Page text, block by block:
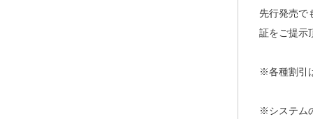
先行発売で
証をご提示
※各種割引
※システム